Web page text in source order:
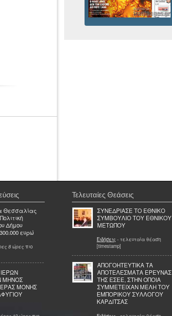
Θεσσαλίας
Δήμου
ευρώ
8 ώρες πιο
ΜΗΝΟΣ
ΜΟΝΗΣ
Τελευταίες Θεάσεις
ΣΥΝΕΔΡΙΑΣΕ ΤΟ ΕΘΝΙΚΟ
ΣΥΜΒΟΥΛΙΟ ΤΟΥ ΕΘΝΙΚΟΥ
ΜΕΤΩΠΟΥ
Ειδήσεις - τελευταία θέαση
[timestamp]
ΑΠΟΓΟΗΤΕΥΤΙΚΑ ΤΑ
ΑΠΟΤΕΛΕΣΜΑΤΑ ΕΡΕΥΝΑΣ
ΤΗΣ ΕΣΕΕ, ΣΤΗΝ ΟΠΟΙΑ
ΣΥΜΜΕΤΕΙΧΑΝ ΜΕΛΗ ΤΟΥ
ΕΜΠΟΡΙΚΟΥ ΣΥΛΛΟΓΟΥ
ΚΑΡΔΙΤΣΑΣ